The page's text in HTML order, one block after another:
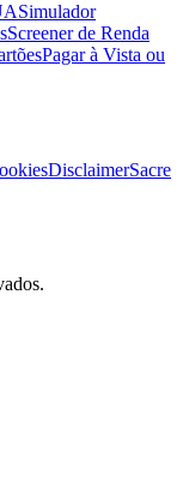
Simulador
Screener de Renda
Pagar à Vista ou
DisclaimerSacre